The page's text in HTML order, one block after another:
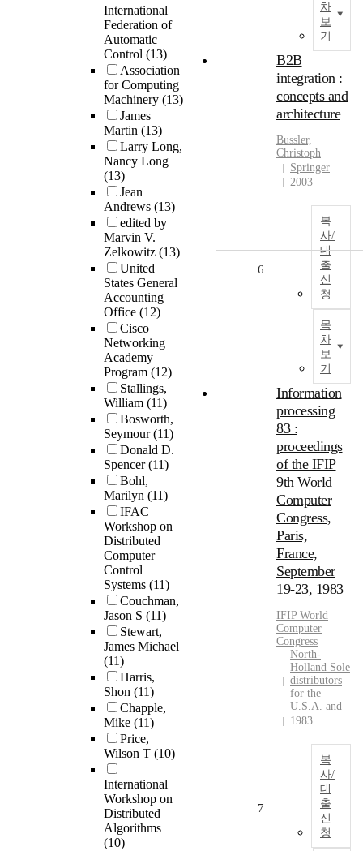
International
Federation of
Automatic
Control (13)
Association
for Computing
Machinery (13)
James
Martin (13)
Larry Long,
Nancy Long
(13)
Jean
Andrews (13)
edited by
Marvin V.
Zelkowitz (13)
United
States General
Accounting
Office (12)
Cisco
Networking
Academy
Program (12)
Stallings,
William (11)
Bosworth,
Seymour(11)
Donald D.
Spencer(11)
Bohl,
Marilyn (11)
IFAC
Workshop on
Distributed
Computer
Control
Systems (11)
Couchman,
Jason S (11)
Stewart,
James Michael
(11)
Harris,
Shon (11)
Chapple,
Mike (11)
Price,
Wilson T (10)
International
Workshop on
Distributed
Algorithms
(10)
차
보
기
B2B
integration :
concepts and
architecture
Bussler,
Christoph
Springer
2003
복
사/
대
출
신
청
목
차
보
기
6
Information
processing
83 :
proceedings
of the IFIP
9th World
Computer
Congress,
Paris,
France,
September
19-23, 1983
IFIP World
Computer
Congress
North-
Holland Sole
distributors
for the
U.S.A. and
1983
복
사/
대
출
신
청
7